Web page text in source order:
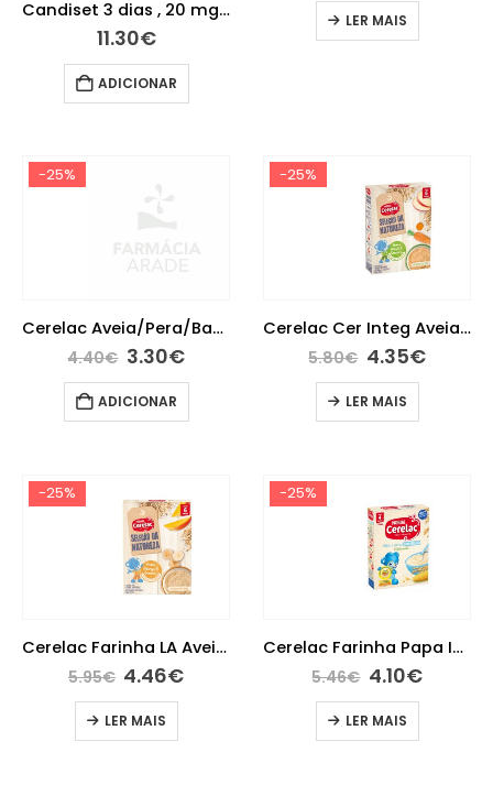
Candiset 3 dias , 20 mg/g Bisnaga 20 g Creme vaginal
11.30€
ADICIONAR
LER MAIS
-25%
Cerelac Aveia/Pera/Banan 240G 6M+
4.40€ 3.30€
ADICIONAR
-25%
Cerelac Cer Integ Aveia Maca Cenour 240g 6m
5.80€ 4.35€
LER MAIS
-25%
Cerelac Farinha LA Aveia Manga Banana 240G 6M+
5.95€ 4.46€
LER MAIS
-25%
Cerelac Farinha Papa Inicio S/Glut 250 G
5.46€ 4.10€
LER MAIS